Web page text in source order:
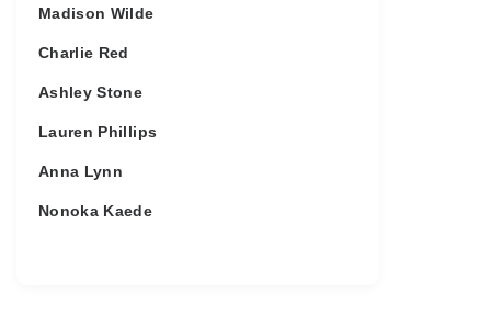
Madison Wilde
Charlie Red
Ashley Stone
Lauren Phillips
Anna Lynn
Nonoka Kaede